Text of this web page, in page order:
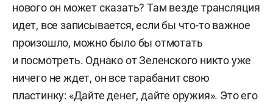
нового он может сказать? Там везде трансляция
идет, все записывается, если бы что-то важное
произошло, можно было бы отмотать
и посмотреть. Однако от Зеленского никто уже
ничего не ждет, он все тарабанит свою
пластинку: «Дайте денег, дайте оружия». Это его